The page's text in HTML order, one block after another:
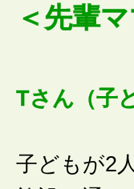
＜先輩
Tさん（子
子どもが2